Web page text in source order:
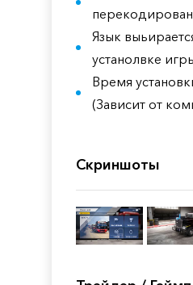
Язык
устанолвке
Время
(Зависит от
Скриншоты